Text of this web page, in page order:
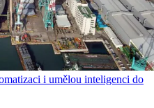
i umělou inteligenci do